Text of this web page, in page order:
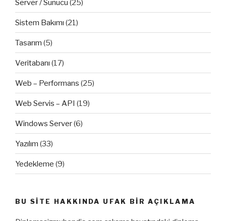
Server / Sunucu (25)
Sistem Bakımı (21)
Tasarım (5)
Veritabanı (17)
Web – Performans (25)
Web Servis – API (19)
Windows Server(6)
Yazılım (33)
Yedekleme (9)
BU SITE HAKKINDA UFAK BIR AÇIKLAMA